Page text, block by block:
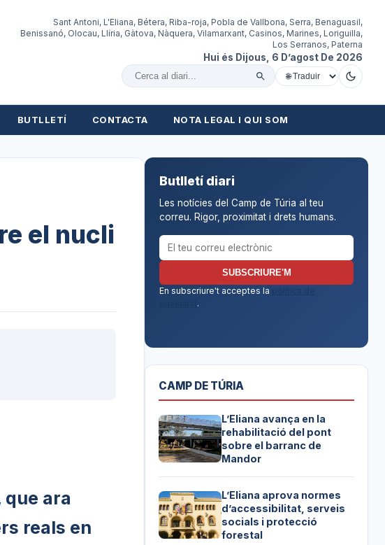
Sant Antoni, L'Eliana, Bétera, Riba-roja, Pobla de Vallbona, Serra, Benaguasil,
Benissanó, Olocau, Llíria, Gàtova, Nàquera, Vilamarxant, Casinos, Marines, Loriguilla,
Los Serranos, Paterna
Hui és Dijous, 6 D’agost De 2026
Cercar al diari
BUTLLETÍ CONTACTA NOTA LEGAL I QUI SOM
el nucli
ara
reals en
Butlletí diari
Les notícies del Camp de Túria al teu
correu. Rigor, proximitat i drets humans.
Correu electrònic per al butlletí
SUBSCRIURE'M
En subscriure't acceptes la
política de
.
CAMP DE TÚRIA
L’Eliana avança en la
rehabilitació del pont
sobre el barranc de
Mandor
L’Eliana aprova normes
d’accessibilitat, serveis
socials i protecció
forestal